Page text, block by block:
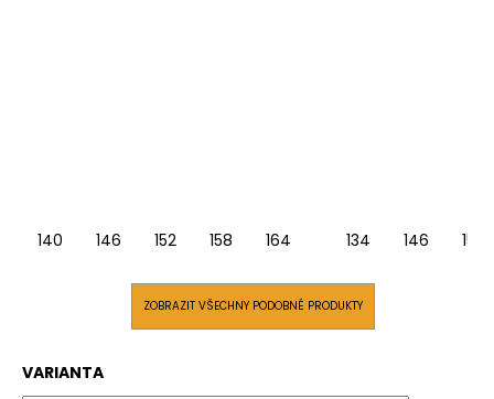
140 146 152 158 164 134 146 152
ZOBRAZIT VŠECHNY PODOBNÉ PRODUKTY
VARIANTA